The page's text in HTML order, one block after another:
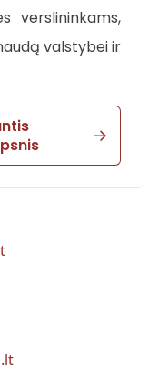
verslininkams,
valstybei ir